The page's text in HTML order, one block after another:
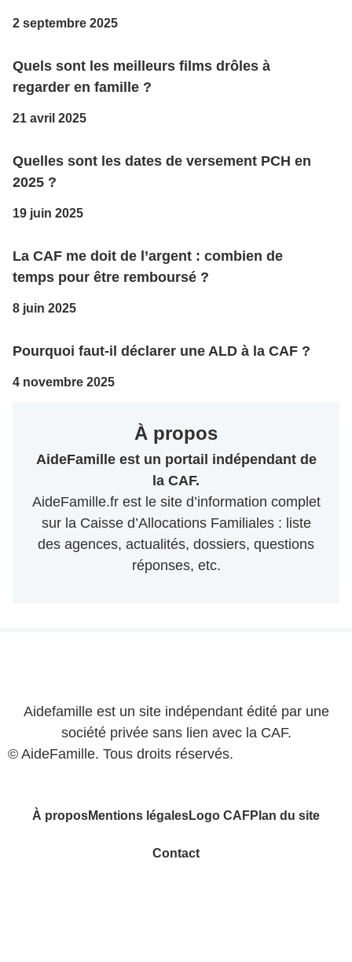
2 septembre 2025
Quels sont les meilleurs films drôles à
regarder en famille ?
21 avril 2025
Quelles sont les dates de versement PCH en
2025 ?
19 juin 2025
La CAF me doit de l’argent : combien de
temps pour être remboursé ?
8 juin 2025
Pourquoi faut-il déclarer une ALD à la CAF ?
4 novembre 2025
À propos
AideFamille est un portail indépendant de
la CAF.
AideFamille.fr est le site d’information complet
sur la Caisse d’Allocations Familiales : liste
des agences, actualités, dossiers, questions
réponses, etc.
Aidefamille est un site indépendant édité par une
société privée sans lien avec la CAF.
© AideFamille. Tous droits réservés.
À proposMentions légalesLogo CAFPlan du site
Contact